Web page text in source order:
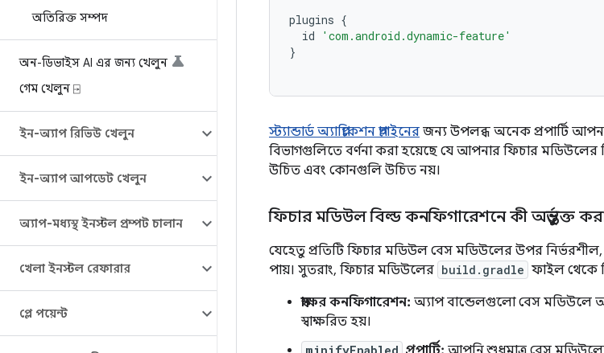
অতিরিক্ত সম্পদ
অন-ডিভাইস AI এর জন্য খেলুন
গেম খেলুন ⍈
ইন-অ্যাপ রিভিউ খেলুন
ইন-অ্যাপ আপডেট খেলুন
অ্যাপ-মধ্যস্থ ইনস্টল প্রম্পট চালান
খেলা ইনস্টল রেফারার
প্লে পয়েন্ট
plugins {
id
'com.android.dynamic-feature'
}
স্ট্যান্ডার্ড অ্যাপ্লিকেশন প্লাগইনের জন্য উপলব্ধ অনেক প্রপার্টি
বিভাগগুলিতে বর্ণনা করা হয়েছে যে আপনার ফিচার মডিউলের
উচিত এবং কোনগুলি উচিত নয়।
ফিচার মডিউল বিল্ড কনফিগারেশনে কী অন্তর্ভুক্ত
যেহেতু প্রতিটি ফিচার মডিউল বেস মডিউলের উপর নির্ভরশীল,
পায়। সুতরাং, ফিচার মডিউলের build.gradle ফাইল থেকে
স্বাক্ষর কনফিগারেশন: অ্যাপ বান্ডেলগুলো বেস মডিউলে
স্বাক্ষরিত হয়।